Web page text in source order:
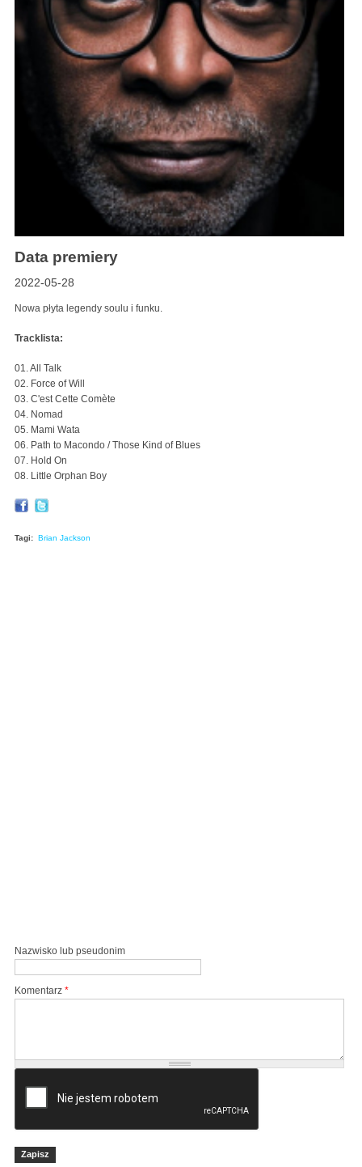
Data premiery
2022-05-28
Nowa płyta legendy soulu i funku.
Tracklista:
01. All Talk
02. Force of Will
03. C'est Cette Comète
04. Nomad
05. Mami Wata
06. Path to Macondo / Those Kind of Blues
07. Hold On
08. Little Orphan Boy
Tagi: Brian Jackson
Nazwisko lub pseudonim
Komentarz *